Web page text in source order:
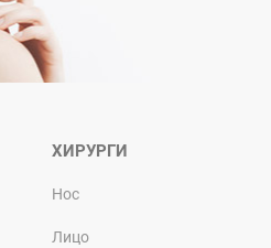
ХИРУРГИ
Нос
Лицо